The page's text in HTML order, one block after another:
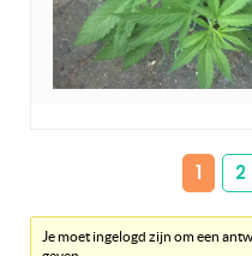
1 2
Je moet ingelogd zijn om een